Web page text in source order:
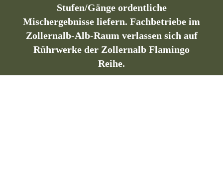
Stufen/Gänge ordentliche
Mischergebnisse liefern. Fachbetriebe im
Zollernalb-Alb-Raum verlassen sich auf
Rührwerke der Zollernalb Flamingo
Reihe.